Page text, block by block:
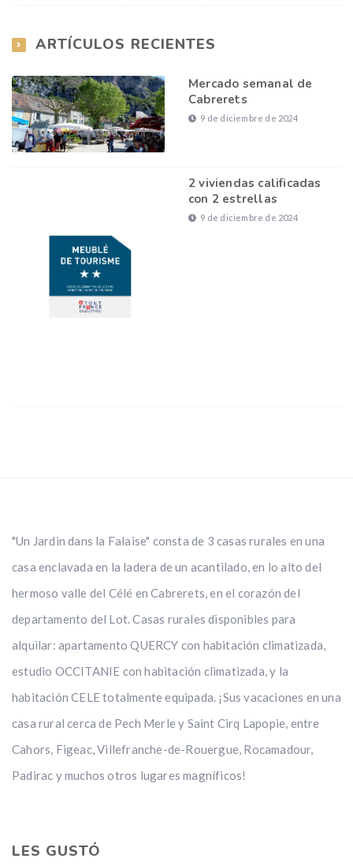
ARTÍCULOS RECIENTES
Mercado semanal de
Cabrerets
9 de diciembre de 2024
2 viviendas calificadas
con 2 estrellas
9 de diciembre de 2024
"Un Jardin dans la Falaise" consta de 3 casas rurales en una
casa enclavada en la ladera de un acantilado, en lo alto del
hermoso valle del Célé en Cabrerets, en el corazón del
departamento del Lot. Casas rurales disponibles para
alquilar: apartamento QUERCY con habitación climatizada,
estudio OCCITANIE con habitación climatizada, y la
habitación CELE totalmente equipada. ¡Sus vacaciones en una
casa rural cerca de Pech Merle y Saint Cirq Lapopie, entre
Cahors, Figeac, Villefranche-de-Rouergue, Rocamadour,
Padirac y muchos otros lugares magníficos!
LES GUSTÓ